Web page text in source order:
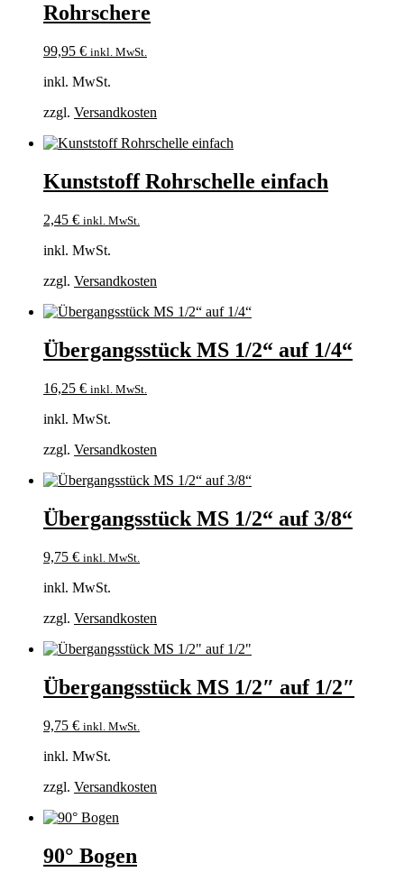
Rohrschere
99,95 € inkl. MwSt.
inkl. MwSt.
zzgl. Versandkosten
Kunststoff Rohrschelle einfach
2,45 € inkl. MwSt.
inkl. MwSt.
zzgl. Versandkosten
Übergangsstück MS 1/2“ auf 1/4“
16,25 € inkl. MwSt.
inkl. MwSt.
zzgl. Versandkosten
Übergangsstück MS 1/2“ auf 3/8“
9,75 € inkl. MwSt.
inkl. MwSt.
zzgl. Versandkosten
Übergangsstück MS 1/2″ auf 1/2″
9,75 € inkl. MwSt.
inkl. MwSt.
zzgl. Versandkosten
90° Bogen